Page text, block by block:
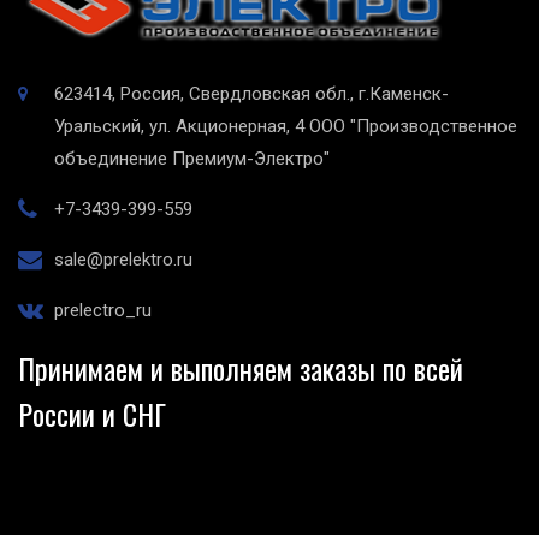
623414, Россия, Свердловская обл., г.Каменск-
Уральский, ул. Акционерная, 4 ООО "Производственное
объединение Премиум-Электро"
+7-3439-399-559
sale@prelektro.ru
prelectro_ru
Принимаем и выполняем заказы по всей
России и СНГ